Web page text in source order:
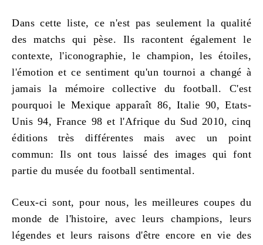
Dans cette liste, ce n'est pas seulement la qualité
des matchs qui pèse. Ils racontent également le
contexte, l'iconographie, le champion, les étoiles,
l'émotion et ce sentiment qu'un tournoi a changé à
jamais la mémoire collective du football. C'est
pourquoi le Mexique apparaît 86, Italie 90, Etats-
Unis 94, France 98 et l'Afrique du Sud 2010, cinq
éditions très différentes mais avec un point
commun: Ils ont tous laissé des images qui font
partie du musée du football sentimental.
Ceux-ci sont, pour nous, les meilleures coupes du
monde de l'histoire, avec leurs champions, leurs
légendes et leurs raisons d'être encore en vie des